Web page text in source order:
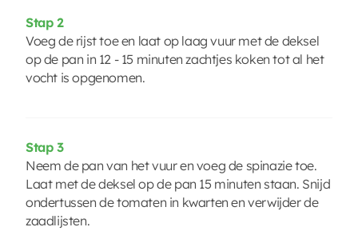
Stap 2
Voeg de rijst toe en laat op laag vuur met de deksel
op de pan in 12 - 15 minuten zachtjes koken tot al het
vocht is opgenomen.
Stap 3
Neem de pan van het vuur en voeg de spinazie toe.
Laat met de deksel op de pan 15 minuten staan. Snijd
ondertussen de tomaten in kwarten en verwijder de
zaadlijsten.